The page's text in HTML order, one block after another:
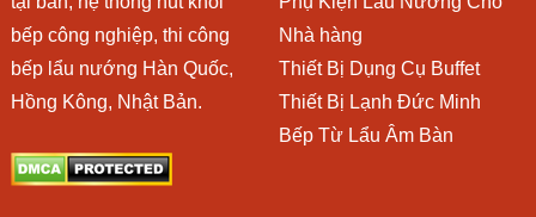
bếp công nghiệp, thi công
bếp lẩu nướng Hàn Quốc,
Hồng Kông, Nhật Bản.
Nhà hàng
Thiết Bị Dụng Cụ Buffet
Thiết Bị Lạnh Đức Minh
Bếp Từ Lẩu Âm Bàn